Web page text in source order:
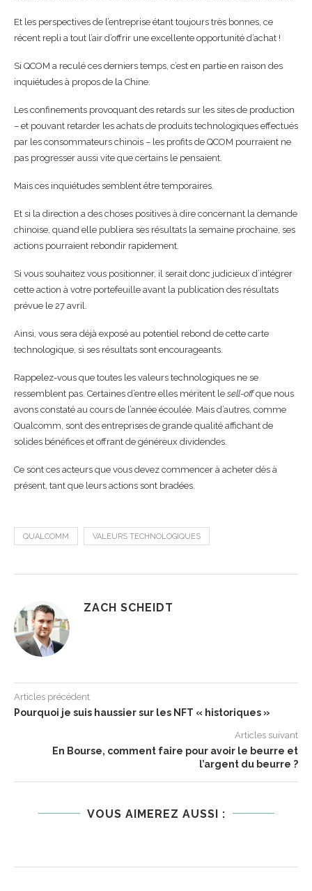
Et les perspectives de l’entreprise étant toujours très bonnes, ce
récent repli a tout l’air d’offrir une excellente opportunité d’achat !
Si QCOM a reculé ces derniers temps, c’est en partie en raison des
inquiétudes à propos de la Chine.
Les confinements provoquant des retards sur les sites de production
– et pouvant retarder les achats de produits technologiques effectués
par les consommateurs chinois – les profits de QCOM pourraient ne
pas progresser aussi vite que certains le pensaient.
Mais ces inquiétudes semblent être temporaires.
Et si la direction a des choses positives à dire concernant la demande
chinoise, quand elle publiera ses résultats la semaine prochaine, ses
actions pourraient rebondir rapidement.
Si vous souhaitez vous positionner, il serait donc judicieux d’intégrer
cette action à votre portefeuille avant la publication des résultats
prévue le 27 avril.
Ainsi, vous sera déjà exposé au potentiel rebond de cette carte
technologique, si ses résultats sont encourageants.
Rappelez-vous que toutes les valeurs technologiques ne se
ressemblent pas. Certaines d’entre elles méritent le sell-offque nous
avons constaté au cours de l’année écoulée. Mais d’autres, comme
Qualcomm, sont des entreprises de grande qualité affichant de
solides bénéfices et offrant de généreux dividendes.
Ce sont ces acteurs que vous devez commencer à acheter dès à
présent, tant que leurs actions sont bradées.
QUALCOMM VALEURS TECHNOLOGIQUES
ZACH SCHEIDT
Articles précédent
Pourquoi je suis haussier sur les NFT « historiques »
Articles suivant
En Bourse, comment faire pour avoir le beurre et
l’argent du beurre ?
VOUS AIMEREZ AUSSI :